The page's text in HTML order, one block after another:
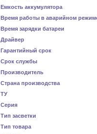
Емкость аккумулятора
Время работы в аварийном
Время зарядки батареи
Драйвер
Гарантийный срок
Срок службы
Производитель
Страна производства
ТУ
Серия
Тип засветки
Тип товара